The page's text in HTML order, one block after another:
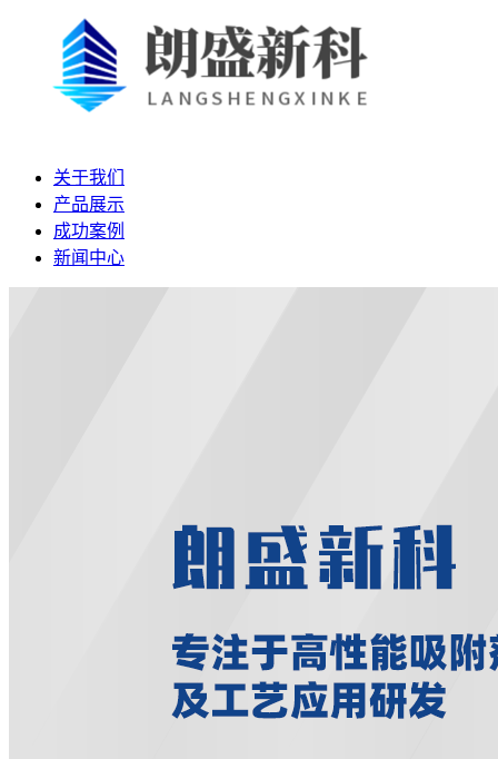
关于我们
产品展示
成功案例
新闻中心